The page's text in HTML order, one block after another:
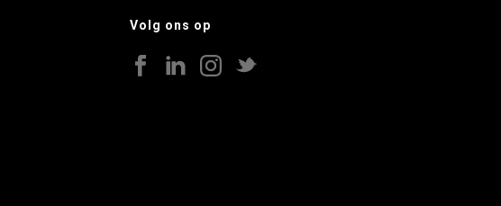
Volg ons op